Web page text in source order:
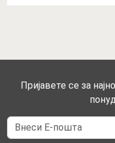
Пријавете се за